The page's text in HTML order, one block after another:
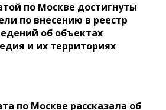
по Москве достигнуты
по внесению в реестр
об объектах
и их территориях
по Москве рассказала об